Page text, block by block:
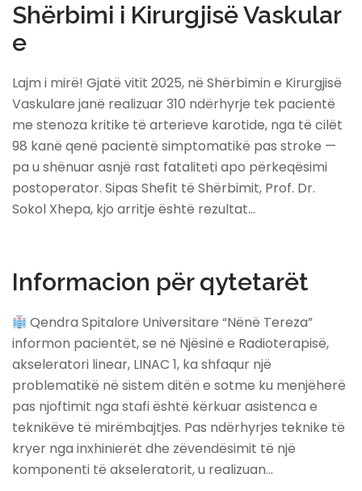
Shërbimi i Kirurgjisë Vaskular
e
Lajm i mirë! Gjatë vitit 2025, në Shërbimin e Kirurgjisë
Vaskulare janë realizuar 310 ndërhyrje tek pacientë
me stenoza kritike të arterieve karotide, nga të cilët
98 kanë qenë pacientë simptomatikë pas stroke —
pa u shënuar asnjë rast fataliteti apo përkeqësimi
postoperator. Sipas Shefit të Shërbimit, Prof. Dr.
Sokol Xhepa, kjo arritje është rezultat…
Informacion për qytetarët
Qendra Spitalore Universitare “Nënë Tereza”
informon pacientët, se në Njësinë e Radioterapisë,
akseleratori linear, LINAC 1, ka shfaqur një
problematikë në sistem ditën e sotme ku menjëherë
pas njoftimit nga stafi është kërkuar asistenca e
teknikëve të mirëmbajtjes. Pas ndërhyrjes teknike të
kryer nga inxhinierët dhe zëvendësimit të një
komponenti të akseleratorit, u realizuan…